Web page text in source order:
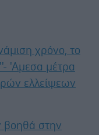
χρόνο, το
'Αμεσα μέτρα
ελλείψεων
βοηθά στην